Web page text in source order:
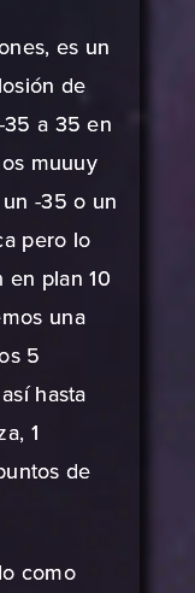
es un
de
a 35 en
muuuy
-35 o un
pero lo
en plan 10
una
5
hasta
1
de
como